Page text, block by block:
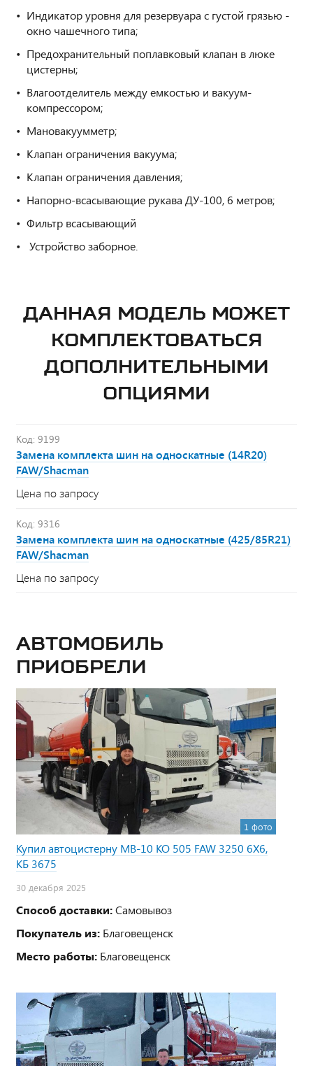
Индикатор уровня для резервуара с густой грязью -
окно чашечного типа;
Предохранительный поплавковый клапан в люке
цистерны;
Влагоотделитель между емкостью и вакуум-
компрессором;
Мановакуумметр;
Клапан ограничения вакуума;
Клапан ограничения давления;
Напорно-всасывающие рукава ДУ-100, 6 метров;
Фильтр всасывающий
Устройство заборное.
ДАННАЯ МОДЕЛЬ МОЖЕТ
КОМПЛЕКТОВАТЬСЯ
ДОПОЛНИТЕЛЬНЫМИ
ОПЦИЯМИ
Код: 9199
Замена комплекта шин на односкатные (14R20)
FAW/Shacman
Цена по запросу
Код: 9316
Замена комплекта шин на односкатные (425/85R21)
FAW/Shacman
Цена по запросу
Автомобиль
приобрели
1 фото
Купил автоцистерну МВ-10 КО 505 FAW 3250 6Х6,
КБ 3675
30 декабря 2025
Способ доставки:Самовывоз
Покупатель из: Благовещенск
Место работы: Благовещенск